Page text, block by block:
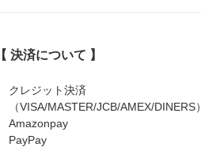
【 決済について 】
クレジット決済
（VISA/MASTER/JCB/AMEX/DINERS）
Amazonpay
PayPay